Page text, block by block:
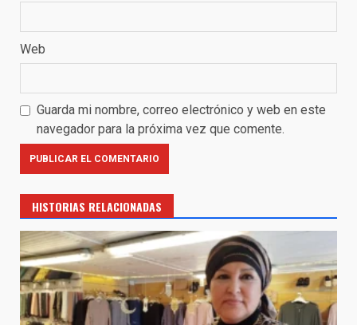
Web
Guarda mi nombre, correo electrónico y web en este
navegador para la próxima vez que comente.
HISTORIAS RELACIONADAS